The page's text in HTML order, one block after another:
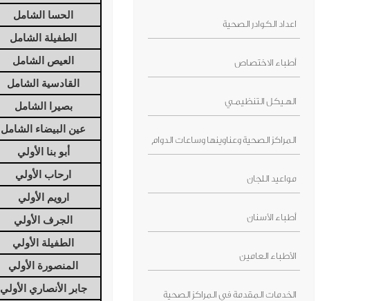
الحسا الشامل
الطفيلة الشامل
العيص الشامل
القادسية الشامل
بصيرا الشامل
عين البيضاء الشامل
أبو بنا الأولي
ارحاب الأولي
ارويم الأولي
الجرف الأولي
الطفيلة الأولي
المنصورة الأولي
جابر الأنصاري الأولي
اعداد الكوادر الصحية
أطباء الاختصاص
الهــيكل التنظيمــي
المراكز الصحية وعناوينها وساعات الدوام
مواعيد اللجان
أطباء الأسنان
الأطباء العامين
الخدمات المقدمة في المراكز الصحية